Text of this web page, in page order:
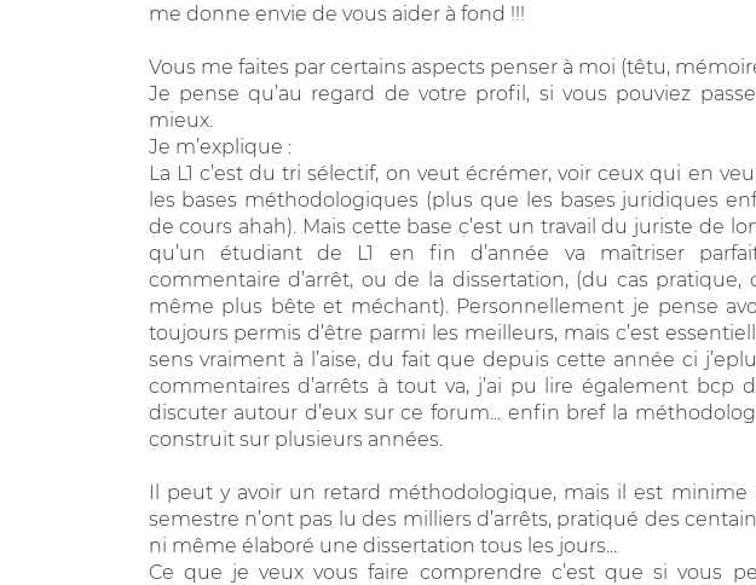
me donne envie de vous aider à fond !!!
Vous me faites par certains aspects penser à moi (têtu,
Je pense qu’au regard de votre profil, si vous pouviez
mieux.
Je m’explique :
La L1 c’est du tri sélectif, on veut écrémer, voir ceux qui en
les bases méthodologiques (plus que les bases juridiques
de cours ahah). Mais cette base c’est un travail du juriste de
qu’un étudiant de L1 en fin d’année va maîtriser
commentaire d’arrêt, ou de la dissertation, (du cas
même plus bête et méchant). Personnellement je pense
toujours permis d’être parmi les meilleurs, mais c’est
sens vraiment à l’aise, du fait que depuis cette année ci
commentaires d’arrêts à tout va, j’ai pu lire également bcp
discuter autour d’eux sur ce forum... enfin bref la
construit sur plusieurs années.
Il peut y avoir un retard méthodologique, mais il est minime
semestre n’ont pas lu des milliers d’arrêts, pratiqué des
ni même élaboré une dissertation tous les jours...
Ce que je veux vous faire comprendre c’est que si vous